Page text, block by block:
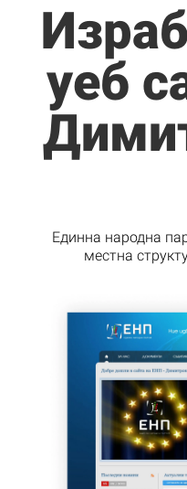
уеб
Единна народна
местна